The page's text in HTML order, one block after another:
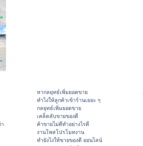
หากลยุทธ์เพิ่มยอดขาย
ทําไงให้ลูกค้าเข้าร้านเยอะ ๆ
กลยุทธ์เพิ่มยอดขาย
เคล็ดลับขายของดี
ค้าขายไม่ดีทำอย่างไรดี
งานโพสโปรโมทงาน
ทํายังไงให้ขายของดี ออนไลน์